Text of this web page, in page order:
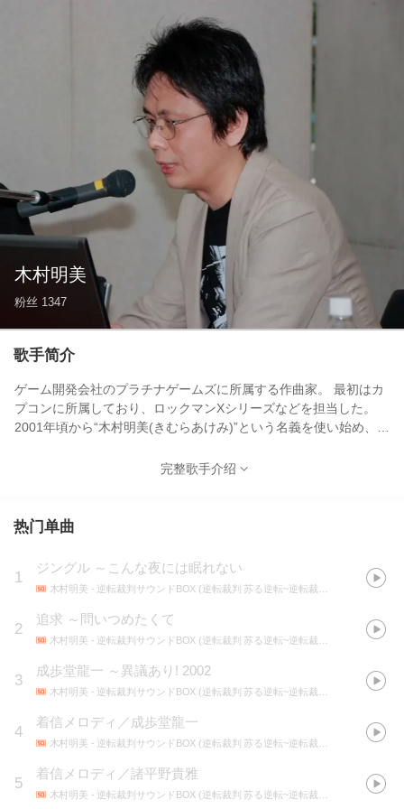
木村明美
粉丝 1347
歌手简介
ゲーム開発会社のプラチナゲームズに所属する作曲家。 最初はカ
プコンに所属しており、ロックマンXシリーズなどを担当した。
2001年頃から“木村明美(きむらあけみ)”という名義を使い始め、逆
ムズへ移籍してからは、田中直人の名義に戻りベヨネッタやマッ
高い評価を受けている。
完整歌手介绍
热门单曲
1
ジングル ～こんな夜には眠れない
木村明美 - 逆転裁判サウンドBOX (逆転裁判 苏る逆転~逆転裁判3)
2
追求 ～問いつめたくて
木村明美 - 逆転裁判サウンドBOX (逆転裁判 苏る逆転~逆転裁判3)
3
成歩堂龍一 ～異議あり! 2002
木村明美 - 逆転裁判サウンドBOX (逆転裁判 苏る逆転~逆転裁判3)
4
着信メロディ／成歩堂龍一
木村明美 - 逆転裁判サウンドBOX (逆転裁判 苏る逆転~逆転裁判3)
5
着信メロディ／諸平野貴雅
木村明美 - 逆転裁判サウンドBOX (逆転裁判 苏る逆転~逆転裁判3)